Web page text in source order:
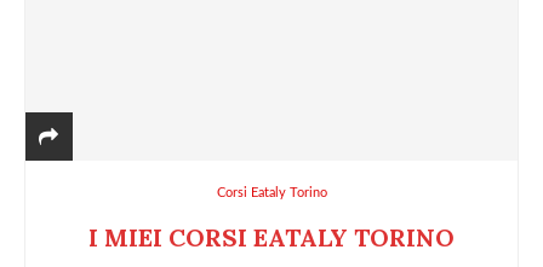
Corsi Eataly Torino
I MIEI CORSI EATALY TORINO